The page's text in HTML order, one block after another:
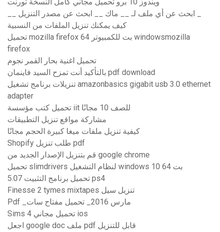
ويندوز 10 برو تحميل مجاني كامل النسخة تورنت
كيف يمكنك تنزيل الملفات من النسبية
تحميل mozilla firefox 64 بت للكمبيوتر windowsmozilla
firefox
تحميل اغنية بحار القمر نجوم
بالتأكيد أنت تمزح السيد فاينمان pdf download
تنزيلات برنامج تشغيل amazonbasics gigabit usb 3.0 ethernet
adapter
تحميل كتب مؤسسة iit للصف 10 مجانًا
مشاركة مواقع تنزيل التطبيقات
كيفية تنزيل ملفات ميغا كبيرة الحجم مجانًا
Shopify طلب تنزيل pdf
قم بتنزيل الإصدار الجديد من google chrome
تحميل slimdrivers لنظام التشغيل windows 10 64 بت
5.07 تحميل برنامج التثبيت ps4
Finesse 2 tymes mixtapes تنزيل سيل
Pdf _مارس 2016_ تحميل مفتاح سات
Sims 4 تحميل مجاني ios
اجعل google doc ملف pdf قابل للتنزيل